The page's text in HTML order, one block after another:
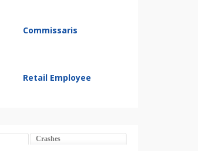
Commissaris
Retail Employee
Crashes